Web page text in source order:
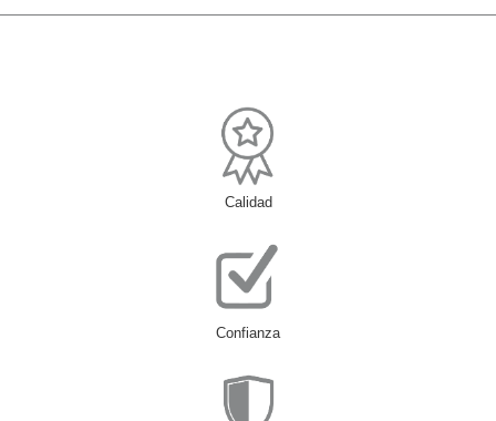
Calidad
Confianza